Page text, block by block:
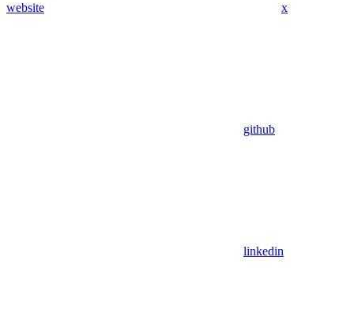
website x
github
linkedin